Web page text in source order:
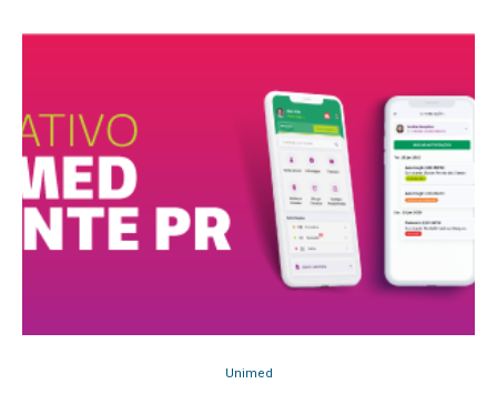
Unimed